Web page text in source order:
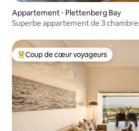
Appartement ⋅ Plettenberg Bay
Superbe appartement de 3
Coups de cœur voyageurs les plus
Coup de cœur voyageurs